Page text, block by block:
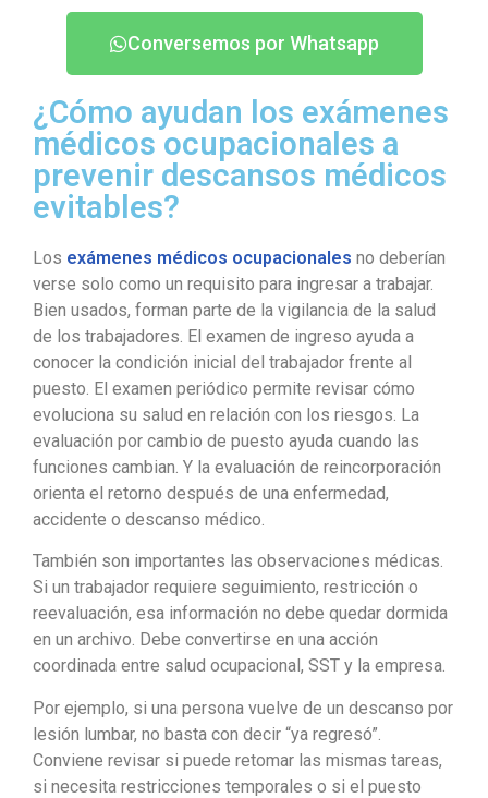
Conversemos por Whatsapp
¿Cómo ayudan los exámenes
médicos ocupacionales a
prevenir descansos médicos
evitables?
Los exámenes médicos ocupacionales no deberían
verse solo como un requisito para ingresar a trabajar.
Bien usados, forman parte de la vigilancia de la salud
de los trabajadores. El examen de ingreso ayuda a
conocer la condición inicial del trabajador frente al
puesto. El examen periódico permite revisar cómo
evoluciona su salud en relación con los riesgos. La
evaluación por cambio de puesto ayuda cuando las
funciones cambian. Y la evaluación de reincorporación
orienta el retorno después de una enfermedad,
accidente o descanso médico.
También son importantes las observaciones médicas.
Si un trabajador requiere seguimiento, restricción o
reevaluación, esa información no debe quedar dormida
en un archivo. Debe convertirse en una acción
coordinada entre salud ocupacional, SST y la empresa.
Por ejemplo, si una persona vuelve de un descanso por
lesión lumbar, no basta con decir “ya regresó”.
Conviene revisar si puede retomar las mismas tareas,
si necesita restricciones temporales o si el puesto